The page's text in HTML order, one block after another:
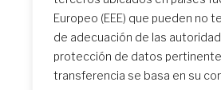
Europeo (EEE) que pueden no
de adecuación de las
protección de datos
transferencia se basa en su
Domingo de